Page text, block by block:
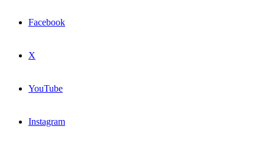
Facebook
X
YouTube
Instagram